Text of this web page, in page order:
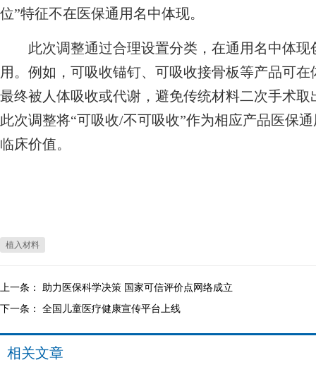
位”特征不在医保通用名中体现。
此次调整通过合理设置分类，在通用名中体现
用。例如，可吸收锚钉、可吸收接骨板等产品可
最终被人体吸收或代谢，避免传统材料二次手术
此次调整将“可吸收/不可吸收”作为相应产品医保
临床价值。
植入材料
上一条： 助力医保科学决策 国家可信评价点网络成立
下一条： 全国儿童医疗健康宣传平台上线
相关文章